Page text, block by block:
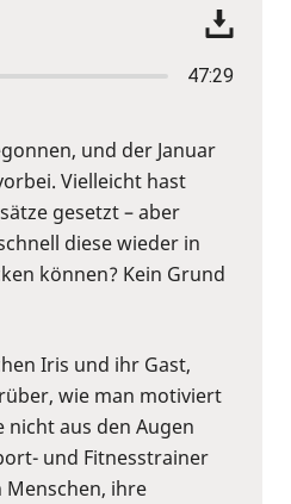
47:29
und der Januar
Vielleicht hast
gesetzt – aber
diese wieder in
können? Kein Grund
Iris und ihr Gast,
wie man motiviert
nicht aus den Augen
und Fitnesstrainer
ihre